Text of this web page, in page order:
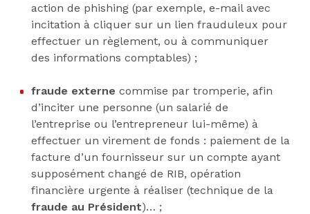
action de phishing (par exemple, e-mail avec
incitation à cliquer sur un lien frauduleux pour
effectuer un règlement, ou à communiquer
des informations comptables) ;
fraude externe commise par tromperie, afin
d’inciter une personne (un salarié de
l’entreprise ou l’entrepreneur lui-même) à
effectuer un virement de fonds : paiement de la
facture d’un fournisseur sur un compte ayant
supposément changé de RIB, opération
financière urgente à réaliser (technique de la
fraude au Président)… ;